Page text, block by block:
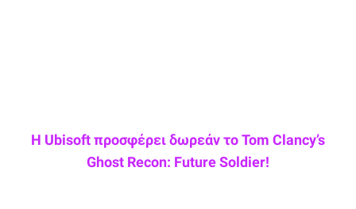
Η Ubisoft προσφέρει δωρεάν το Tom Clancy’s
Ghost Recon: Future Soldier!